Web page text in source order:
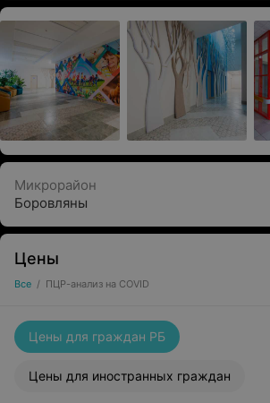
Микрорайон
Боровляны
Цены
Все / ПЦР-анализ на COVID
Цены для граждан РБ
Цены для иностранных граждан